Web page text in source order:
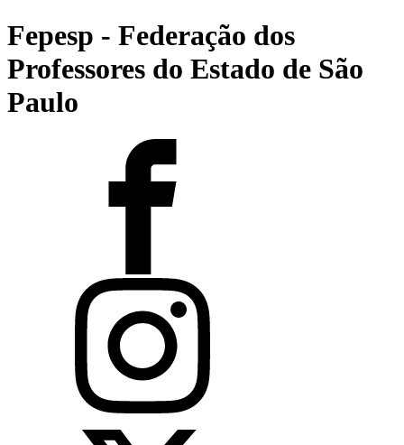
Fepesp - Federação dos
Professores do Estado de São
Paulo